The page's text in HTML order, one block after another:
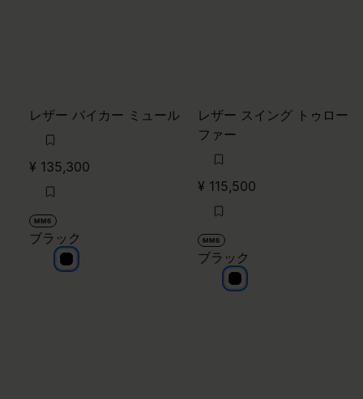
レザー バイカー ミュール
¥ 135,300
MM6
ブラック
ブラック
レザー スイング トゥロー
ファー
¥ 115,500
MM6
ブラック
ブラック